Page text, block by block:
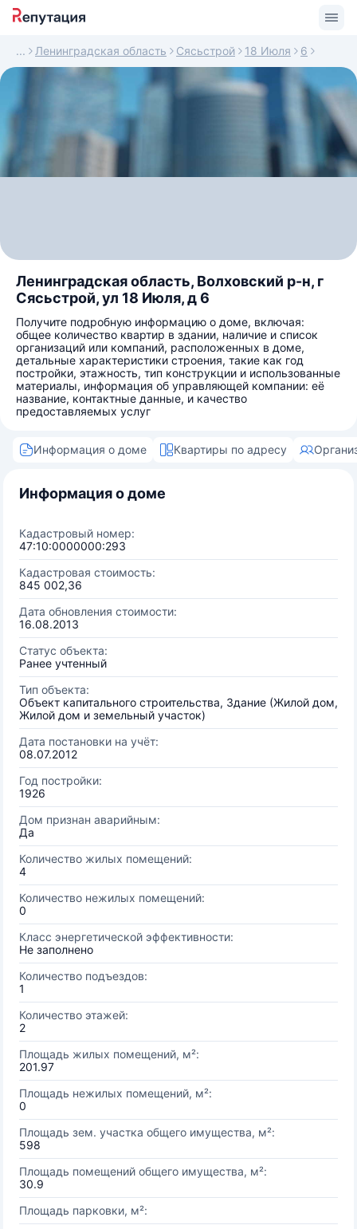
Ленинградская область Сясьстрой 18 Июля 6
Ленинградская область, Волховский р-н, г
Сясьстрой, ул 18 Июля, д 6
Получите подробную информацию о доме, включая:
общее количество квартир в здании, наличие и список
организаций или компаний, расположенных в доме,
детальные характеристики строения, такие как год
постройки, этажность, тип конструкции и использованные
материалы, информация об управляющей компании: её
название, контактные данные, и качество
предоставляемых услуг
Информация о доме Квартиры по адресу
Информация о доме
Кадастровый номер:
47:10:0000000:293
Кадастровая стоимость:
845 002,36
Дата обновления стоимости:
16.08.2013
Статус объекта:
Ранее учтенный
Тип объекта:
Объект капитального строительства, Здание (Жилой дом,
Жилой дом и земельный участок)
Дата постановки на учёт:
08.07.2012
Год постройки:
1926
Дом признан аварийным:
Да
Количество жилых помещений:
4
Количество нежилых помещений:
0
Класс энергетической эффективности:
Не заполнено
Количество подъездов:
1
Количество этажей:
2
Площадь жилых помещений, м²:
201.97
Площадь нежилых помещений, м²:
0
Площадь зем. участка общего имущества, м²:
598
Площадь помещений общего имущества, м²:
30.9
Площадь парковки, м²: